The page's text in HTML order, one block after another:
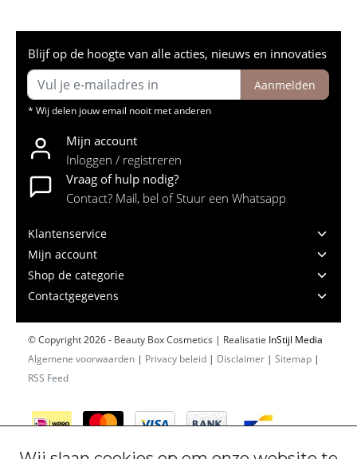
Blijf op de hoogte van alle acties, nieuws en innovaties
Aanmelden
* Wij delen jouw email nooit met anderen
Mijn account
Inloggen / registreren
Vraag of hulp nodig?
Contact? Mail, bel of Stuur een Whatsapp
Klantenservice
Mijn account
Shop de categorie
Contactgegevens
© Copyright 2026 - Beauty Box Cosmetics | Realisatie InStijl Media
Algemene voorwaarden | Privacy beleid | Disclaimer | Sitemap |
RSS Feed